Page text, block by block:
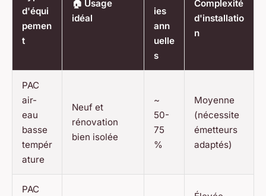
d'équi
pemen
t
🏠 Usage
idéal
ies
ann
uelle
s
Complexité
d'installatio
n
PAC
air-
eau
basse
tempér
ature
Neuf et
rénovation
bien isolée
~
50-
75
%
Moyenne
(nécessite
émetteurs
adaptés)
PAC